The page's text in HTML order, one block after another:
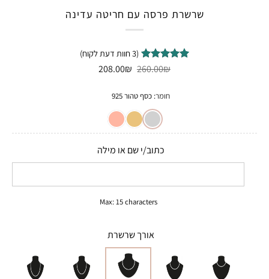
שרשרת פרסה עם חריטה עדינה
מדורגים5
דירוגים של
(
3חוות דעת לקוח)
260.00₪ המחיר
260.00₪.
208.00₪ המחיר
חומר:כסף טהור 925
כתוב/י שם או מילה
Max: 15 characters
אורך שרשרת